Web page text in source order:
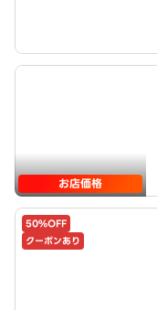
お店価格
50%OFF
クーポンあり